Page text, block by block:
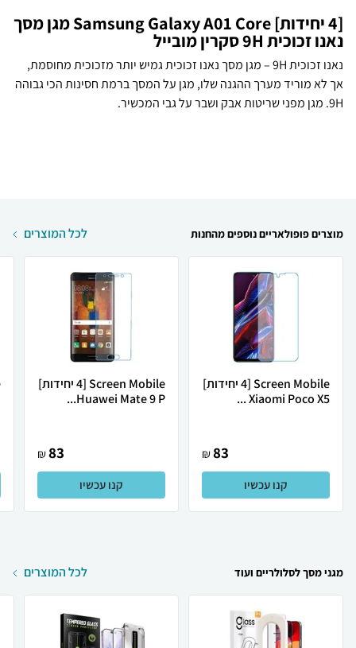
[4 יחידות] Samsung Galaxy A01 Core מגן מסך
נאנו זכוכית 9H סקרין מובייל
נאנו זכוכית 9H – מגן מסך נאנו זכוכית גמיש יותר מזכוכית מחוסמת,
אך לא מוריד מערך ההגנה שלו, מגן על המסך ברמת חסינות הכי גבוהה
9H. מגן מפני שריטות אבק ושבר על גבי המכשיר.
מוצרים פופולאריים נוספים מהחנות לכל המוצרים
Screen Mobile [4 יחידות]
Xiaomi Poco X5 ...
83
₪
קנו עכשיו
Screen Mobile [4 יחידות]
Huawei Mate 9 P...
83
₪
קנו עכשיו
מגני מסך לסלולריים ועוד לכל המוצרים